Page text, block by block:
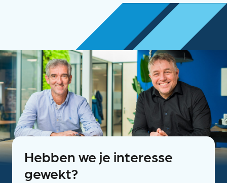
Hebben we je interesse
gewekt?